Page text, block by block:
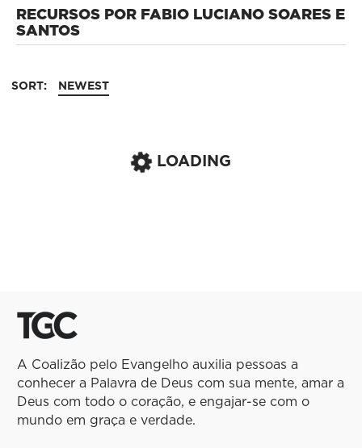
RECURSOS POR FABIO LUCIANO SOARES E
SANTOS
SORT: NEWEST
LOADING
A Coalizão pelo Evangelho auxilia pessoas a
conhecer a Palavra de Deus com sua mente, amar a
Deus com todo o coração, e engajar-se com o
mundo em graça e verdade.